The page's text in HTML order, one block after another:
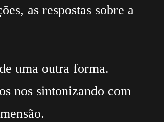
as respostas sobre a
uma outra forma.
nos sintonizando com